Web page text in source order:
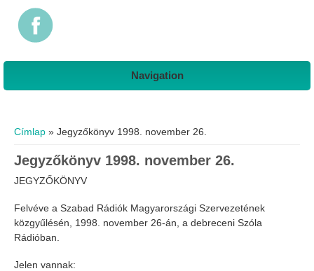
Navigation
Címlap » Jegyzőkönyv 1998. november 26.
Jegyzőkönyv 1998. november 26.
JEGYZŐKÖNYV
Felvéve a Szabad Rádiók Magyarországi Szervezetének
közgyűlésén, 1998. november 26-án, a debreceni Szóla
Rádióban.
Jelen vannak: